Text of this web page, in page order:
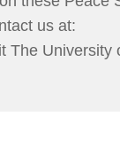
us at:
The University